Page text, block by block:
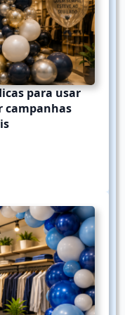
para usar
campanhas